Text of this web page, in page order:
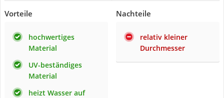
Vorteile
hochwertiges
Material
UV-beständiges
Material
heizt Wasser auf
Nachteile
relativ kleiner
Durchmesser